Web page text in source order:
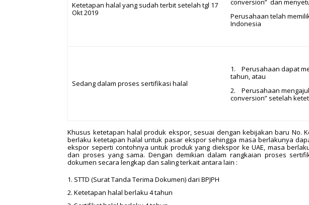
Ketetapan halal yang sudah terbit setelah tgl 17
Okt 2019
conversion” dan
Perusahaan telah
Indonesia
Sedang dalam proses sertifikasi halal
1. Perusahaan dapat
tahun, atau
2. Perusahaan
conversion” setelah
Khusus ketetapan halal produk ekspor, sesuai dengan kebijakan baru No.
berlaku ketetapan halal untuk pasar ekspor sehingga masa berlakunya
ekspor seperti contohnya untuk produk yang diekspor ke UAE, masa
dan proses yang sama. Dengan demikian dalam rangkaian proses
dokumen secara lengkap dan saling terkait antara lain :
STTD (Surat Tanda Terima Dokumen) dari BPJPH
Ketetapan halal berlaku 4 tahun